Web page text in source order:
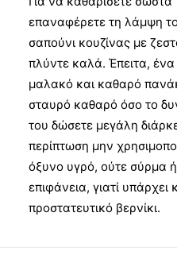
επαναφέρετε τη λάμψη
σαπούνι κουζίνας με
πλύντε καλά. Έπειτα,
μαλακό και καθαρό
σταυρό καθαρό όσο το
του δώσετε μεγάλη
περίπτωση μην
όξυνο υγρό, ούτε σύρμα
επιφάνεια, γιατί
προστατευτικό βερνίκι.